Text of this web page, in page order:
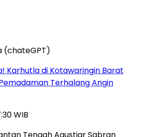
Karhutla di Kotawaringin Barat
Terhalang Angin
WIB